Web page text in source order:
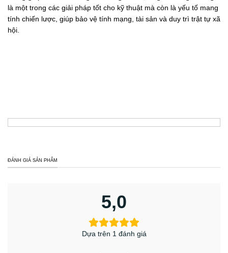
là một trong các giải pháp tốt cho kỹ thuật mà còn là yếu tố mang
tính chiến lược, giúp bảo vệ tính mạng, tài sản và duy trì trật tự xã
hội.
ĐÁNH GIÁ SẢN PHẨM
5,0
Dựa trên 1 đánh giá